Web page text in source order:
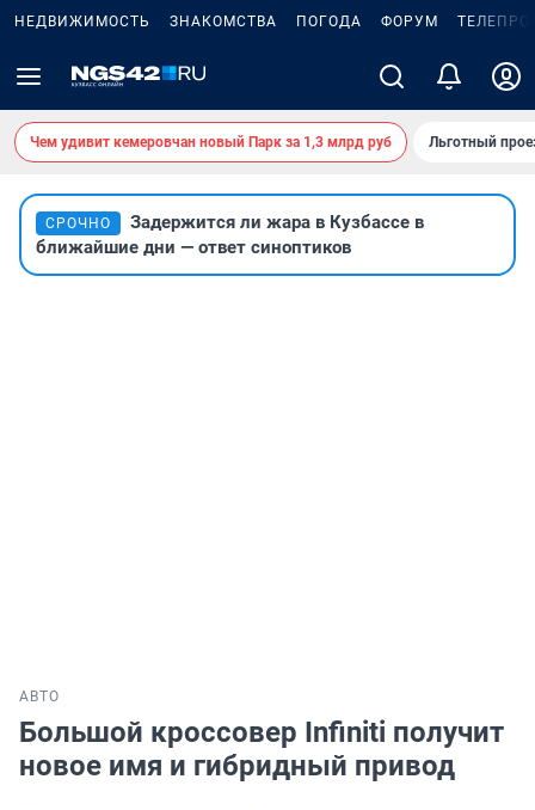
НЕДВИЖИМОСТЬ ЗНАКОМСТВА ПОГОДА ФОРУМ
Чем удивит кемеровчан новый Парк за 1,3 млрд руб Льготный
СРОЧНО
Задержится ли жара в Кузбассе в
ближайшие дни — ответ синоптиков
АВТО
Большой кроссовер Infiniti получит
новое имя и гибридный привод